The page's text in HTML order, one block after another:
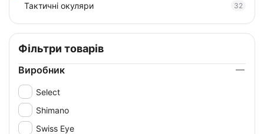
Тактичні окуляри 32
Фільтри товарів
Виробник
Select
Shimano
Swiss Eye